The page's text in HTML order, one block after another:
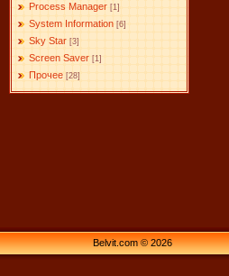
Process Manager [1]
System Information [6]
Sky Star [3]
Screen Saver [1]
Прочее [28]
Belvit.com © 2026